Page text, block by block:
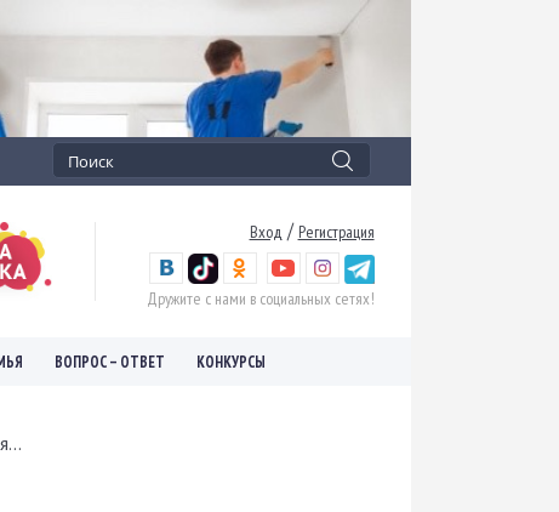
Вход / Регистрация
Дружите с нами в социальных сетях!
ВОПРОС – ОТВЕТ КОНКУРСЫ